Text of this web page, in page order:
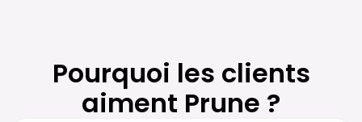
Pourquoi les clients
aiment Prune ?